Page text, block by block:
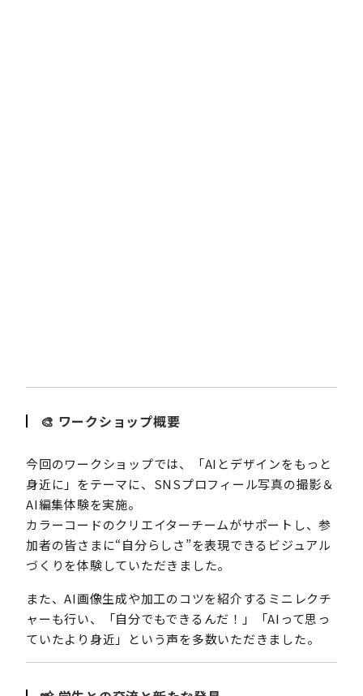
🎨 ワークショップ概要
今回のワークショップでは、「AIとデザインをもっと
身近に」をテーマに、SNSプロフィール写真の撮影＆
AI編集体験を実施。
カラーコードのクリエイターチームがサポートし、参
加者の皆さまに“自分らしさ”を表現できるビジュアル
づくりを体験していただきました。
また、AI画像生成や加工のコツを紹介するミニレクチ
ャーも行い、「自分でもできるんだ！」「AIって思っ
ていたより身近」という声を多数いただきました。